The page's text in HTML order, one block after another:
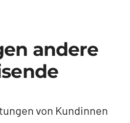
andere
von Kundinnen